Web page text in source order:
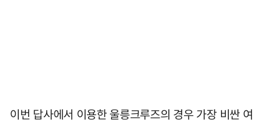
이번 답사에서 이용한 울릉크루즈의 경우 가장 비싼 여